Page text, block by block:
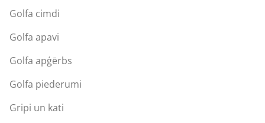
Golfa cimdi
Golfa apavi
Golfa apģērbs
Golfa piederumi
Gripi un kati